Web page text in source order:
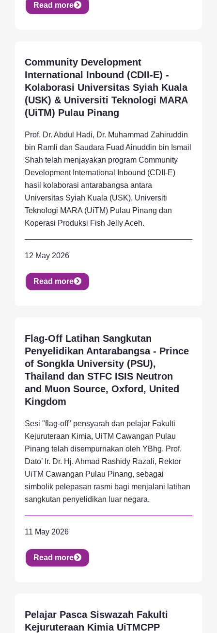
Read more
Achievement, Activity, News
Community Development
International Inbound (CDII-E) -
Kolaborasi Universitas Syiah Kuala
(USK) & Universiti Teknologi MARA
(UiTM) Pulau Pinang
Prof. Dr. Abdul Hadi, Dr. Muhammad Zahiruddin
bin Ramli dan Saudara Fuad Ainuddin bin Ismail
Shah telah menjayakan program Community
Development International Inbound (CDII-E)
hasil kolaborasi antarabangsa antara
Universitas Syiah Kuala (USK), Universiti
Teknologi MARA (UiTM) Pulau Pinang dan
Koperasi Produksi Fish Jelly Aceh.
12 May 2026
Read more
Activity, News, Research
Flag-Off Latihan Sangkutan
Penyelidikan Antarabangsa - Prince
of Songkla University (PSU),
Thailand dan STFC ISIS Neutron
and Muon Source, Oxford, United
Kingdom
Sesi "flag-off" pensyarah dan pelajar Fakulti
Kejuruteraan Kimia, UiTM Cawangan Pulau
Pinang telah disempurnakan oleh YBhg. Prof.
Dato’ Ir. Dr. Hj. Ahmad Rashidy Razali, Rektor
UiTM Cawangan Pulau Pinang, sebagai
simbolik pelepasan rasmi bagi menjalani latihan
sangkutan penyelidikan luar negara.
11 May 2026
Read more
Activity, Research, Student
Pelajar Pasca Siswazah Fakulti
Kejuruteraan Kimia UiTMCPP